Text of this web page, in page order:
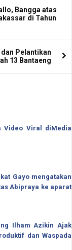
Bangga atas
di Tahun
Pelantikan
13 Bantaeng
Video Viral diMedia
Gayo mengatakan
Abipraya ke aparat
Ilham Azikin Ajak
dan Waspada